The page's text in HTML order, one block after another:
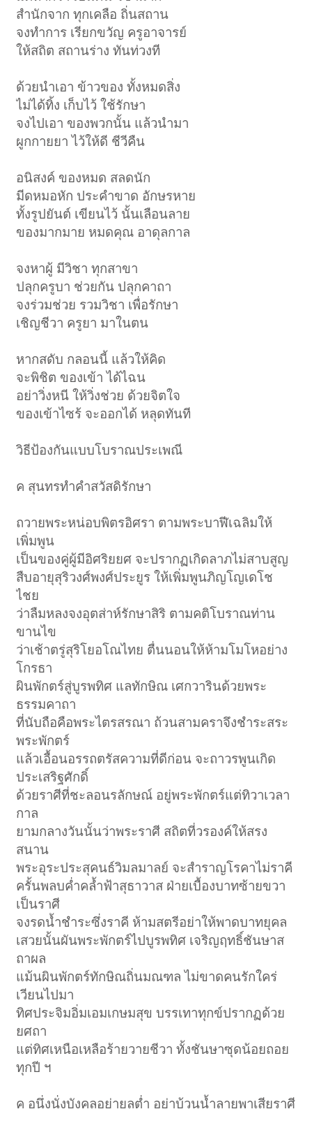
สำนักจาก ทุกเคลือ ถิ่นสถาน
จงทำการ เรียกขวัญ ครูอาจารย์
ให้สถิต สถานร่าง ทันท่วงที
ด้วยนำเอา ข้าวของ ทั้งหมดสิ่ง
ไม่ได้ทิ้ง เก็บไว้ ใช้รักษา
จงไปเอา ของพวกนั้น แล้วนำมา
ผูกกายยา ไว้ให้ดี ชีวีคืน
อนิสงค์ ของหมด สลดนัก
มีดหมอหัก ประคำขาด อักษรหาย
ทั้งรูปยันต์ เขียนไว้ นั้นเลือนลาย
ของมากมาย หมดคุณ อาดุลกาล
จงหาผู้ มีวิชา ทุกสาขา
ปลุกครูบา ช่วยกัน ปลุกคาถา
จงร่วมช่วย รวมวิชา เพื่อรักษา
เชิญชีวา ครูยา มาในตน
หากสดับ กลอนนี้ แล้วให้คิด
จะพิชิต ของเข้า ได้ไฉน
อย่าวิ่งหนี ให้วิ่งช่วย ด้วยจิตใจ
ของเข้าไซร้ จะออกได้ หลุดทันที
วิธีป้องกันแบบโบราณประเพณี
ค สุนทรทำคำสวัสดิรักษา
ถวายพระหน่อบพิตรอิศรา ตามพระบาฬีเฉลิมให้
เพิ่มพูน
เป็นของคู่ผู้มีอิศริยยศ จะปรากฏเกิดลาภไม่สาบสูญ
สืบอายุสุริวงศ์พงศ์ประยูร ให้เพิ่มพูนภิญโญเดโช
ไชย
ว่าลืมหลงจงอุตส่าห์รักษาสิริ ตามคติโบราณท่าน
ขานไข
ว่าเช้าตรู่สุริโยอโณไทย ตื่นนอนให้ห้ามโมโหอย่าง
โกรธา
ผินพักตร์สู่บูรพทิศ แลทักษิณ เศกวารินด้วยพระ
ธรรมคาถา
ที่นับถือคือพระไตรสรณา ถ้วนสามคราจึงชำระสระ
พระพักตร์
แล้วเอื้อนอรรถตรัสความที่ดีก่อน จะถาวรพูนเกิด
ประเสริฐศักดิ์
ด้วยราศีที่ชะลอนรลักษณ์ อยู่พระพักตร์แต่ทิวาเวลา
กาล
ยามกลางวันนั้นว่าพระราศี สถิตที่วรองค์ให้สรง
สนาน
พระอุระประสุคนธ์วิมลมาลย์ จะสำราญโรคาไม่ราคี
ครั้นพลบค่ำคล้ำฟ้าสุธาวาส ฝ่ายเบื้องบาทซ้ายขวา
เป็นราศี
จงรดน้ำชำระซึ่งราคี ห้ามสตรีอย่าให้พาดบาทยุคล
เสวยนั้นผันพระพักตร์ไปบูรพทิศ เจริญฤทธิ์ชันษาส
ถาผล
แม้นผินพักตร์ทักษิณถิ่นมณฑล ไม่ขาดคนรักใคร่
เวียนไปมา
ทิศประจิมอิ่มเอมเกษมสุข บรรเทาทุกข์ปรากฏด้วย
ยศถา
แต่ทิศเหนือเหลือร้ายวายชีวา ทั้งชันษาซุดน้อยถอย
ทุกปี ฯ
ค อนึ่งนั่งบังคลอย่ายลต่ำ อย่าบ้วนน้ำลายพาเสียราศี